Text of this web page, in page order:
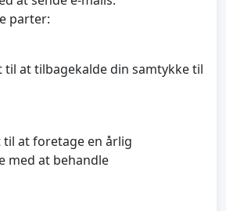
parter:
at tilbagekalde din samtykke til
at foretage en årlig
med at behandle